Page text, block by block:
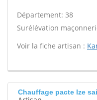
Département: 38
Surélévation
Voir la fiche artisan :
Chauffage pacte Ize